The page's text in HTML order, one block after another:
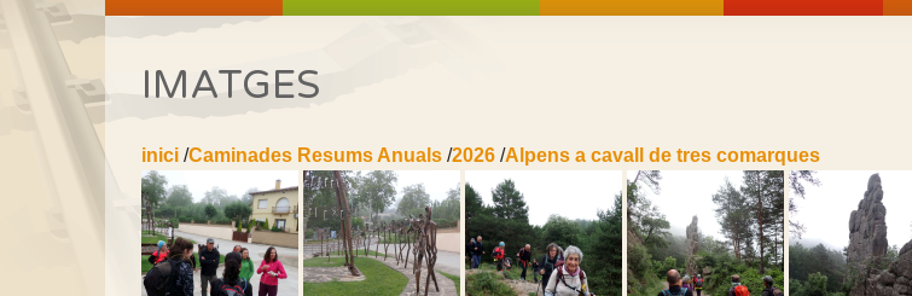
IMATGES
inici /Caminades Resums Anuals /2026 /Alpens a cavall de tres comarques